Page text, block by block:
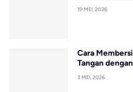
19 MEI, 2026
Cara
Tangan
3 MEI, 2026